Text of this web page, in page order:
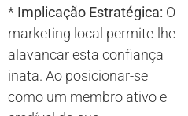
* Implicação Estratégica: O
marketing local permite-lhe
alavancar esta confiança
inata. Ao posicionar-se
como um membro ativo e